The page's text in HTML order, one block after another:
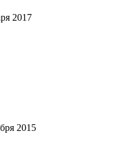
2017
2015